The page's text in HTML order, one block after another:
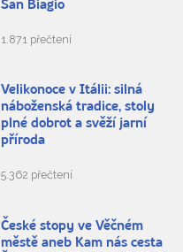
San Biagio
1.871 přečtení
Velikonoce v Itálii: silná
náboženská tradice, stoly
plné dobrot a svěží jarní
příroda
5.362 přečtení
České stopy ve Věčném
městě aneb Kam nás cesta